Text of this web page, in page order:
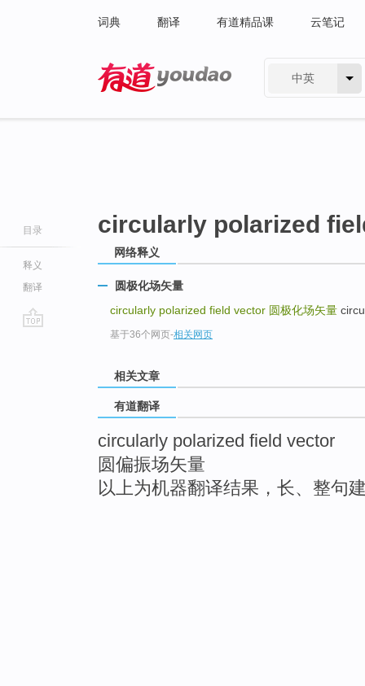
词典 翻译 有道精品课 云笔记
中英
目录
释义
翻译
circularly polarized
网络释义
圆极化场矢量
circularly polarized field vector 圆极化场矢量
基于36个网页-相关网页
相关文章
有道翻译
circularly polarized field vector
圆偏振场矢量
以上为机器翻译结果，长、整句